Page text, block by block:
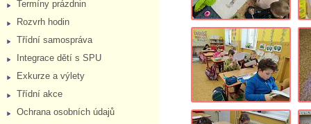
Termíny prázdnin
Rozvrh hodin
Třídní samospráva
Integrace dětí s SPU
Exkurze a výlety
Třídní akce
Ochrana osobních údajů